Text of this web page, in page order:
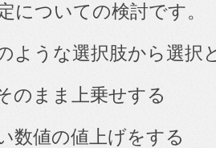
についての検討です。
ような選択肢から選択
のまま上乗せする
数値の値上げをする